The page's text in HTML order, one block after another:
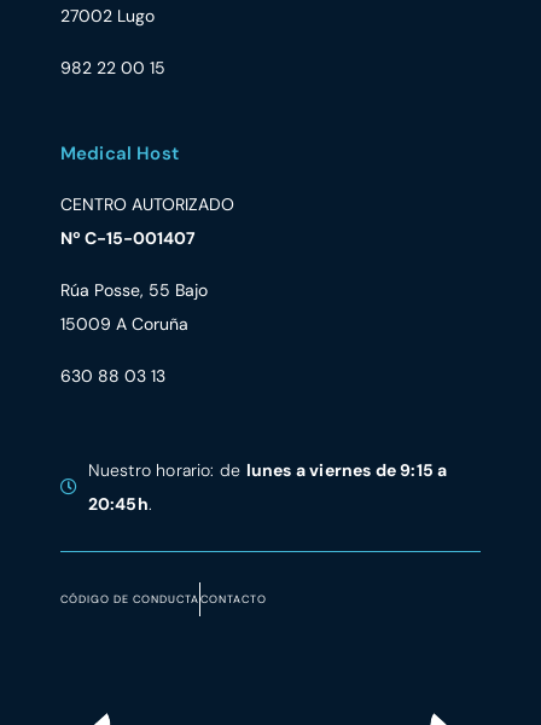
27002 Lugo
982 22 00 15
Medical Host
CENTRO AUTORIZADO
Nº C-15-001407
Rúa Posse, 55 Bajo
15009 A Coruña
630 88 03 13
Nuestro horario: de lunes a viernes de 9:15 a
20:45h.
CÓDIGO DE CONDUCTACONTACTO